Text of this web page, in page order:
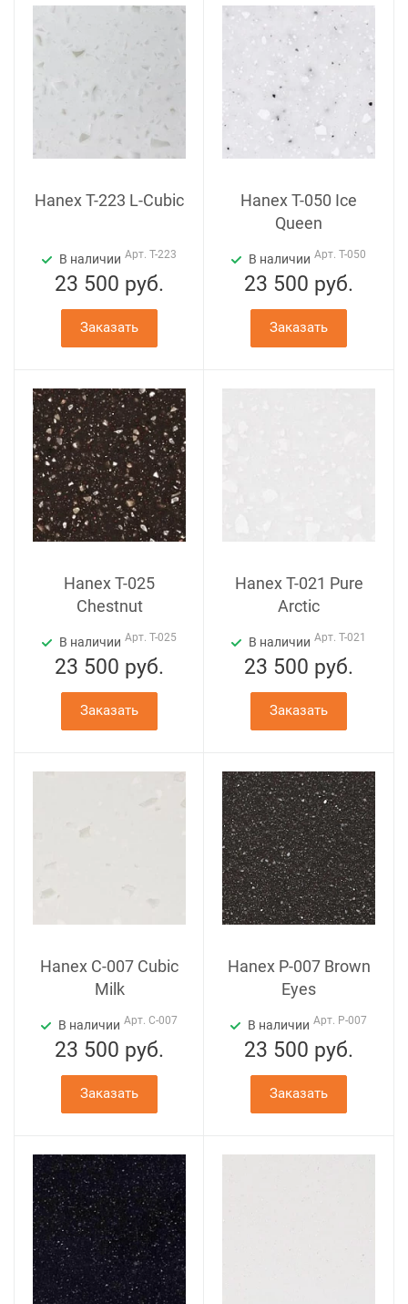
Hanex T-223 L-Cubic
В наличии Арт. T-223
23 500 руб.
Заказать
Hanex T-050 Ice
Queen
В наличии Арт. T-050
23 500 руб.
Заказать
Hanex T-025
Chestnut
В наличии Арт. T-025
23 500 руб.
Заказать
Hanex T-021 Pure
Arctic
В наличии Арт. T-021
23 500 руб.
Заказать
Hanex C-007 Cubic
Milk
В наличии Арт. C-007
23 500 руб.
Заказать
Hanex P-007 Brown
Eyes
В наличии Арт. P-007
23 500 руб.
Заказать